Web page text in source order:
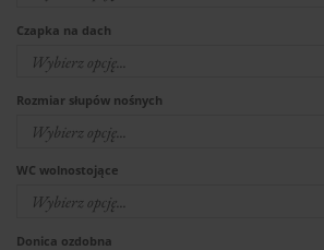
Czapka na dach
Rozmiar słupów nośnych
WC wolnostojące
Donica ozdobna